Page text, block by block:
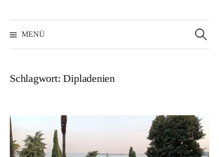
MENÜ
nach:
Schlagwort:Dipladenien